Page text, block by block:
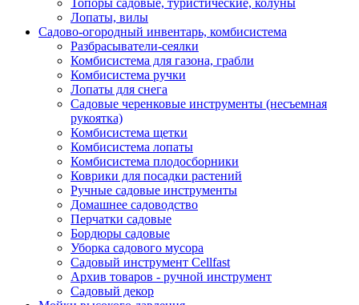
Топоры садовые, туристические, колуны
Лопаты, вилы
Садово-огородный инвентарь, комбисистема
Разбрасыватели-сеялки
Комбисистема для газона, грабли
Комбисистема ручки
Лопаты для снега
Садовые черенковые инструменты (несъемная
рукоятка)
Комбисистема щетки
Комбисистема лопаты
Комбисистема плодосборники
Коврики для посадки растений
Ручные садовые инструменты
Домашнее садоводство
Перчатки садовые
Бордюры садовые
Уборка садового мусора
Садовый инструмент Cellfast
Архив товаров - ручной инструмент
Садовый декор